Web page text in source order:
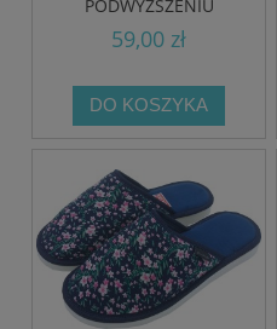
PODWYŻSZENIU
59,00 zł
DO KOSZYKA